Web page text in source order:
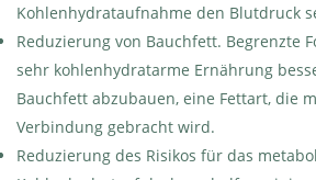
Kohlenhydrataufnahme den Blutdruck
Reduzierung von Bauchfett. Begrenzte
sehr kohlenhydratarme Ernährung
Bauchfett abzubauen, eine Fettart, die
Verbindung gebracht wird.
Reduzierung des Risikos für das